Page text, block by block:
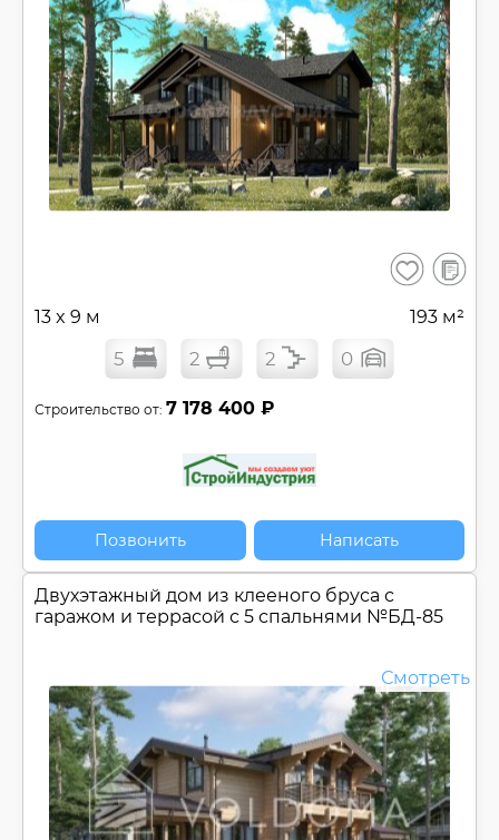
Сохранить
В
13 x 9 м 193 м²
5 2 2 0
Строительство от: 7 178 400 ₽
Позвонить Написать
Двухэтажный дом из клееного бруса с
гаражом и террасой с 5 спальнями №БД-85
Смотреть